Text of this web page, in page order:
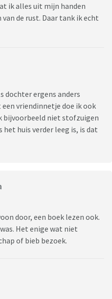
ik alles uit mijn handen
de rust. Daar tank ik echt
dochter ergens anders
vriendinnetje doe ik ook
bijvoorbeeld niet stofzuigen
huis verder leeg is, is dat
door, een boek lezen ook.
Het enige wat niet
of bieb bezoek.